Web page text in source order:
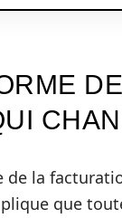
de la
que